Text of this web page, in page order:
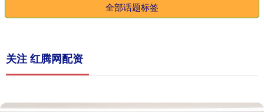
全部话题标签
关注 红腾网配资